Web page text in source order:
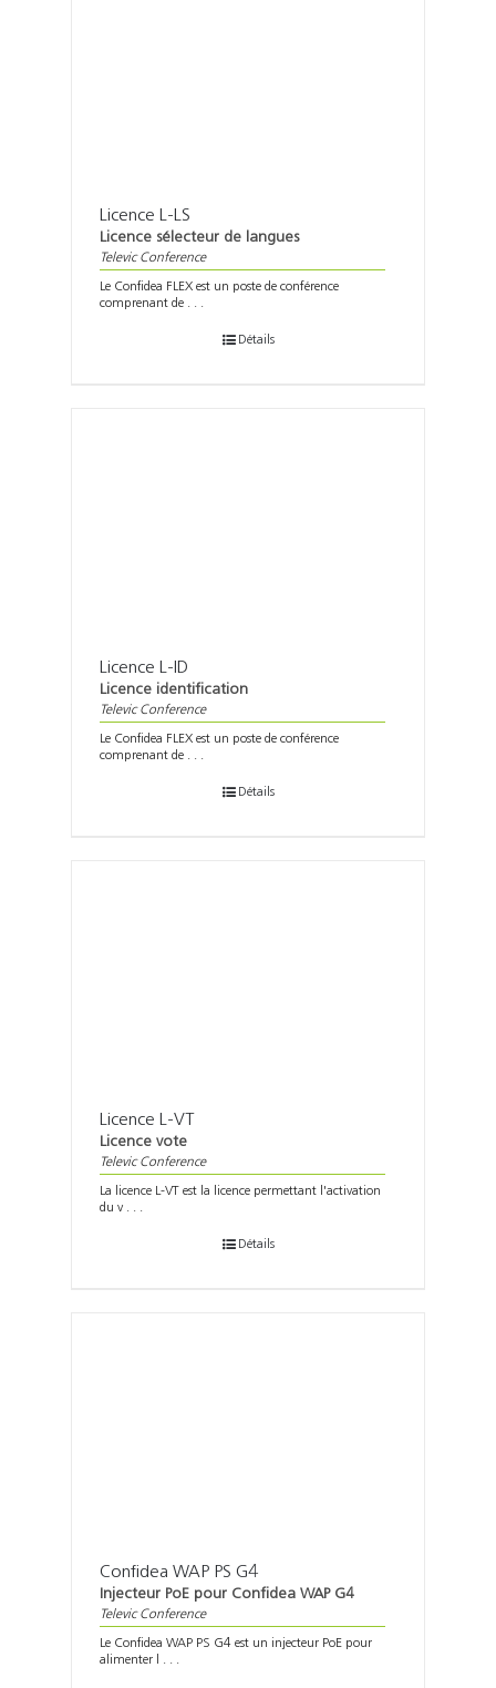
Licence L-LS
Licence sélecteur de langues
Televic Conference
Le Confidea FLEX est un poste de conférence
comprenant de . . .
Détails
Licence L-ID
Licence identification
Televic Conference
Le Confidea FLEX est un poste de conférence
comprenant de . . .
Détails
Licence L-VT
Licence vote
Televic Conference
La licence L-VT est la licence permettant l'activation
du v . . .
Détails
Confidea WAP PS G4
Injecteur PoE pour Confidea WAP G4
Televic Conference
Le Confidea WAP PS G4 est un injecteur PoE pour
alimenter l . . .